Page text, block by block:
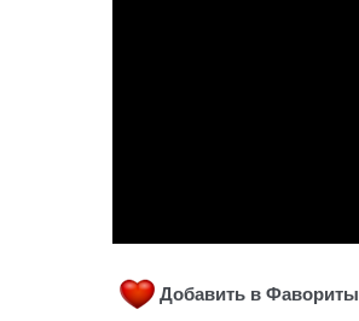
Добавить в Фавориты